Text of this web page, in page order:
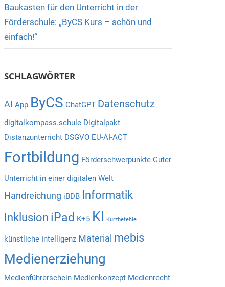
Baukasten für den Unterricht in der
Förderschule: „ByCS Kurs – schön und
einfach!“
SCHLAGWÖRTER
AI App ByCS ChatGPT Datenschutz
digitalkompass.schule Digitalpakt
Distanzunterricht DSGVO EU-AI-ACT
Fortbildung Förderschwerpunkte Guter
Unterricht in einer digitalen Welt
Handreichung iBDB
Informatik
Inklusion iPad K+5 KI Kurzbefehle
künstliche Intelligenz Material mebis
Medienerziehung
Medienführerschein Medienkonzept Medienrecht